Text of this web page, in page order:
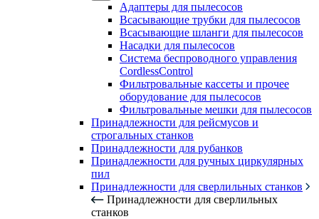
Адаптеры для пылесосов
Всасывающие трубки для пылесосов
Всасывающие шланги для пылесосов
Насадки для пылесосов
Система беспроводного управления
CordlessControl
Фильтровальные кассеты и прочее
оборудование для пылесосов
Фильтровальные мешки для пылесосов
Принадлежности для рейсмусов и
строгальных станков
Принадлежности для рубанков
Принадлежности для ручных циркулярных
пил
Принадлежности для сверлильных станков
Принадлежности для сверлильных
станков